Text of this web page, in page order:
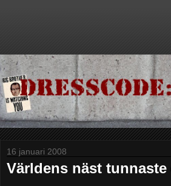
16 januari 2008
Världens näst tunnaste